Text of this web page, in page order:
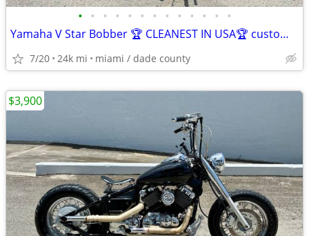
• • • • • • • • • • • • •
Yamaha V Star Bobber 🏆 CLEANEST IN USA🏆 custom with FL title in hand
7/20 24k mi miami / dade county
$3,900